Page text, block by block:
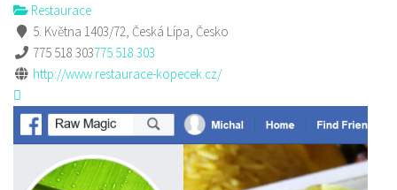
Restaurace
5. Května 1403/72, Česká Lípa, Česko
775 518 303775 518 303
http://www.restaurace-kopecek.cz/